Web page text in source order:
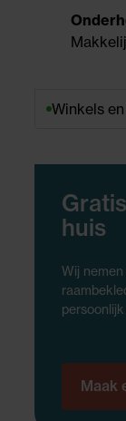
Winkels
huis
Wij
Maak